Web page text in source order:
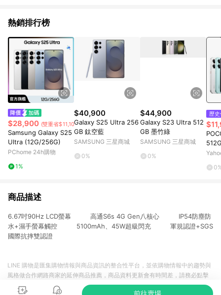
熱銷排行榜
$28,900 (雙重省$11,100)
Samsung Galaxy S25
Ultra (12G/256G)
PChome 24h購物
1%
$40,900
Galaxy S25 Ultra 256
GB 鈦空藍
SAMSUNG 三星商城
0%
$44,900
Galaxy S23 Ultra 512
GB 墨竹綠
SAMSUNG 三星商城
0%
歷
館
商品描述
6.67吋90Hz LCD螢幕 高通S6s 4G Gen八核心 IP54防塵防
水+濕手螢幕觸控 5100mAh、45W超級閃充 軍規認證+SGS
國際抗摔雙認證
前往賣場
LINE 購物是匯集購物情報與商品資訊的整合性平台，並依購物情報中的趨勢與
風格做合作網路商家的延伸商品推薦，商品資料更新會有時間差，請務必點擊
商品至各合作網路商家，確認現售價與購物條件，一切資訊以合作廠商網頁為